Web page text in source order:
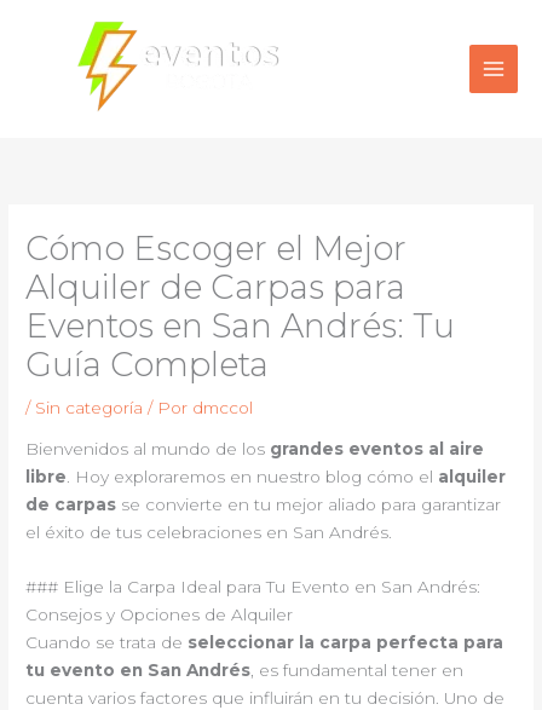
contenido
Cómo Escoger el Mejor
Alquiler de Carpas para
Eventos en San Andrés: Tu
Guía Completa
/ Sin categoría / Por dmccol
Bienvenidos al mundo de los grandes eventos al aire
libre. Hoy exploraremos en nuestro blog cómo el alquiler
de carpas se convierte en tu mejor aliado para garantizar
el éxito de tus celebraciones en San Andrés.
### Elige la Carpa Ideal para Tu Evento en San Andrés:
Consejos y Opciones de Alquiler
Cuando se trata de seleccionar la carpa perfecta para
tu evento en San Andrés , es fundamental tener en
cuenta varios factores que influirán en tu decisión. Uno de